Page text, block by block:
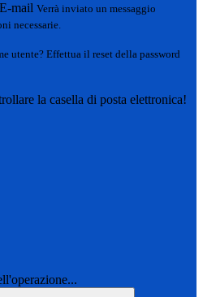
E-mail Verrà inviato un messaggio
necessarie.
utente? Effettua il reset della password
la casella di posta elettronica!